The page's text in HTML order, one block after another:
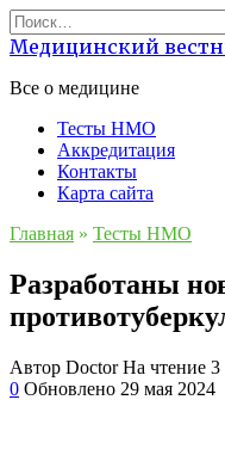
Перейти
к
содержанию
Search
for:
Медицинский
Все о медицине
Тесты НМО
Аккредитация
Контакты
Карта сайта
Главная » Тесты НМО
Разработаны
Автор Doctor На чтение 3
0 Обновлено 29 мая 2024